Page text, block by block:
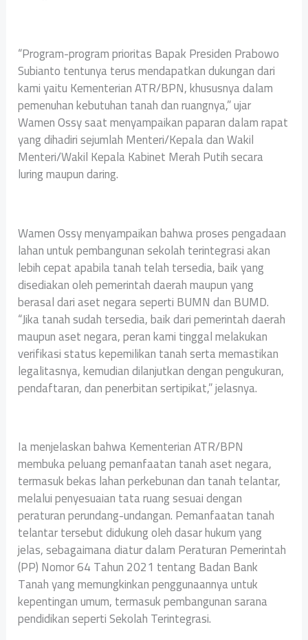
“Program-program prioritas Bapak Presiden Prabowo
Subianto tentunya terus mendapatkan dukungan dari
kami yaitu Kementerian ATR/BPN, khususnya dalam
pemenuhan kebutuhan tanah dan ruangnya,” ujar
Wamen Ossy saat menyampaikan paparan dalam rapat
yang dihadiri sejumlah Menteri/Kepala dan Wakil
Menteri/Wakil Kepala Kabinet Merah Putih secara
luring maupun daring.
Wamen Ossy menyampaikan bahwa proses pengadaan
lahan untuk pembangunan sekolah terintegrasi akan
lebih cepat apabila tanah telah tersedia, baik yang
disediakan oleh pemerintah daerah maupun yang
berasal dari aset negara seperti BUMN dan BUMD.
“Jika tanah sudah tersedia, baik dari pemerintah daerah
maupun aset negara, peran kami tinggal melakukan
verifikasi status kepemilikan tanah serta memastikan
legalitasnya, kemudian dilanjutkan dengan pengukuran,
pendaftaran, dan penerbitan sertipikat,” jelasnya.
Ia menjelaskan bahwa Kementerian ATR/BPN
membuka peluang pemanfaatan tanah aset negara,
termasuk bekas lahan perkebunan dan tanah telantar,
melalui penyesuaian tata ruang sesuai dengan
peraturan perundang-undangan. Pemanfaatan tanah
telantar tersebut didukung oleh dasar hukum yang
jelas, sebagaimana diatur dalam Peraturan Pemerintah
(PP) Nomor 64 Tahun 2021 tentang Badan Bank
Tanah yang memungkinkan penggunaannya untuk
kepentingan umum, termasuk pembangunan sarana
pendidikan seperti Sekolah Terintegrasi.